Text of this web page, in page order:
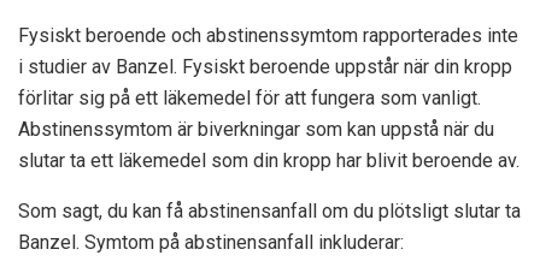
Fysiskt beroende och abstinenssymtom rapporterades inte
i studier av Banzel. Fysiskt beroende uppstår när din kropp
förlitar sig på ett läkemedel för att fungera som vanligt.
Abstinenssymtom är biverkningar som kan uppstå när du
slutar ta ett läkemedel som din kropp har blivit beroende av.
Som sagt, du kan få abstinensanfall om du plötsligt slutar ta
Banzel. Symtom på abstinensanfall inkluderar: